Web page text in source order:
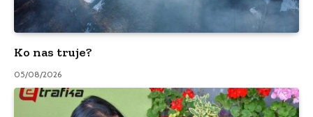
Ko nas truje?
05/08/2026